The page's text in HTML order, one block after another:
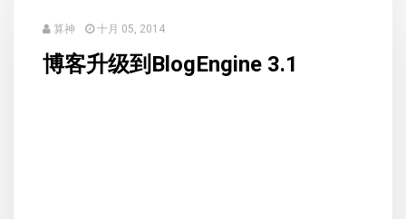
算神 十月 05, 2014
博客升级到BlogEngine 3.1